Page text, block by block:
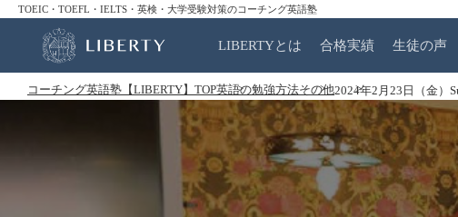
TOEIC・TOEFL・IELTS・英検・大学受験対策のコーチング英語塾
LIBERTYとは 合格実績 生徒の声
コーチング英語塾【LIBERTY】TOP英語の勉強方法その他2024年2月23日（金）